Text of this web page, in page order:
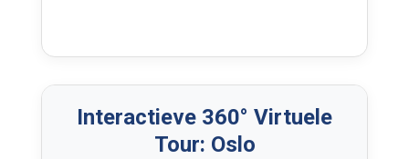
Interactieve 360° Virtuele
Tour: Oslo